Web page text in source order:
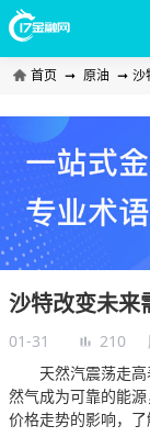
首页 ➞ 原油 ➞ 沙
沙特改变未来
01-31 210
天然汽震荡走高
然气成为可靠的能
价格走势的影响，了